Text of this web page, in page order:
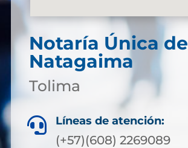
Notaría Única de
Natagaima
Tolima
 Líneas de atención:
(+57)(608) 2269089